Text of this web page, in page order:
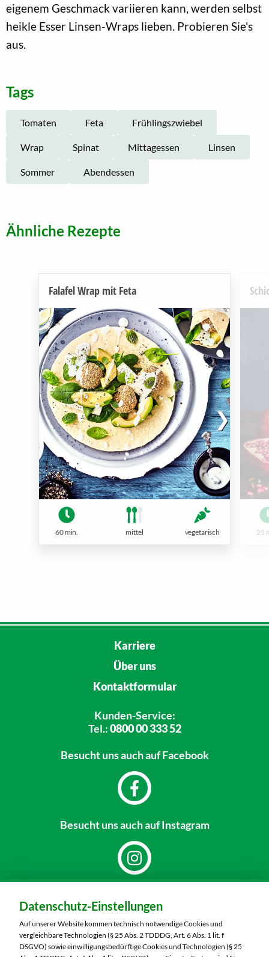
eigenem Geschmack variieren kann, werden selbst
heikle Esser Linsen-Wraps lieben. Probieren Sie's
aus.
Tags
Tomaten Feta Frühlingszwiebel
Wrap Spinat Mittagessen Linsen
Sommer Abendessen
Ähnliche Rezepte
Falafel Wrap mit Feta
60 min. mittel vegetarisch 25
Karriere
Über uns
Kontaktformular
Kunden-Service:
Tel.:0800 00 333 52
Besucht unsauch auf Facebook
Besucht unsauch auf Instagram
MARKTKAUF Bautzen
Niederkainaer Straße 14
02625 Bautzen
Datenschutz-Einstellungen
Auf unserer Website kommen technisch notwendige Cookies und
vergleichbare Technologien (§ 25 Abs. 2 TDDDG, Art. 6 Abs. 1 lit. f
DSGVO) sowie einwilligungsbedürftige Cookies und Technologien (§ 25